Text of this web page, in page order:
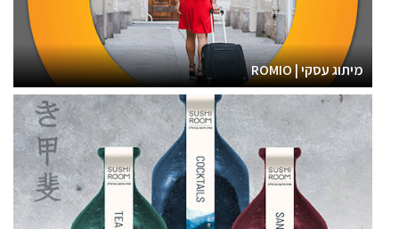
מיתוג עסקי | ROMIO